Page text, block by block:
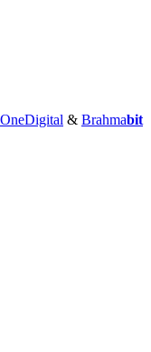
OneDigital & Brahmabit